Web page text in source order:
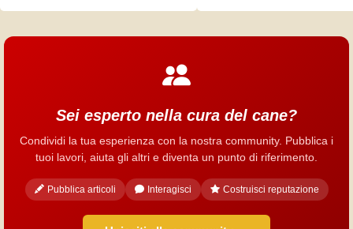
Sei esperto nella cura del cane?
Condividi la tua esperienza con la nostra community. Pubblica i
tuoi lavori, aiuta gli altri e diventa un punto di riferimento.
Pubblica articoli Interagisci Costruisci reputazione